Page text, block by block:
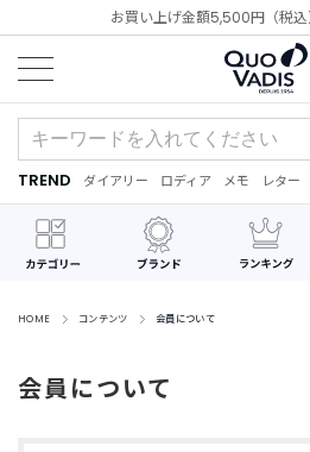
お買い上げ金額5,500円（税
TREND
ダ
イ
ア
リ
ー
カ
レ
ン
ダ
ー
メ
手
デ
シ
近
チ
TREND ダイアリー ロディア メモ レター
HOME コンテンツ 会員について
会員について